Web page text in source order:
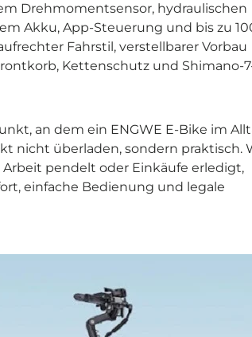
Drehmomentsensor, hydraulischen
Akku, App-Steuerung und bis zu
Fahrstil, verstellbarer Vorbau
Kettenschutz und Shimano-
an dem ein ENGWE E-Bike im
nicht überladen, sondern praktisch.
pendelt oder Einkäufe erledigt,
einfache Bedienung und legale